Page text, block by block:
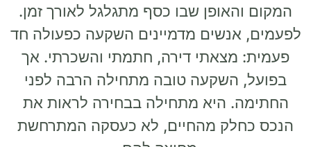
המקום והאופן שבו כסף מתגלגל לאורך זמן.
לפעמים, אנשים מדמיינים השקעה כפעולה חד
פעמית: מצאתי דירה, חתמתי והשכרתי. אך
בפועל, השקעה טובה מתחילה הרבה לפני
החתימה. היא מתחילה בבחירה לראות את
הנכס כחלק מהחיים, לא כעסקה המתרחשת